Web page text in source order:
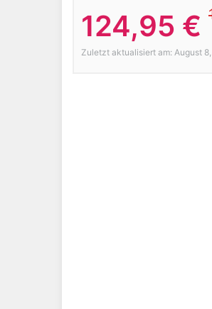
124,95 €
Zuletzt aktualisiert am: August